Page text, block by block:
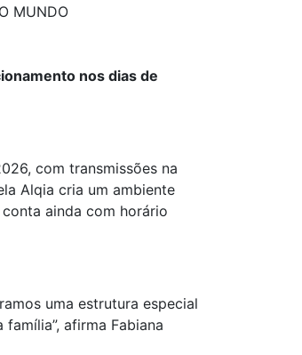
MUNDO
nos dias de
com transmissões na
Alqia cria um ambiente
ainda com horário
uma estrutura especial
afirma Fabiana